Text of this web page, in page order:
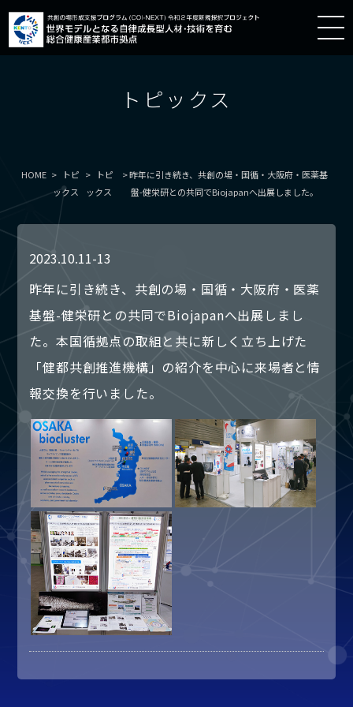
トピックス
HOME
トピ
ックス
トピ
ックス
昨年に引き続き、共創の場・国循・大阪府・医薬基
盤-健栄研との共同でBiojapanへ出展しました。
2023.10.11-13
昨年に引き続き、共創の場・国循・大阪府・医薬
基盤-健栄研との共同でBiojapanへ出展しまし
た。本国循拠点の取組と共に新しく立ち上げた
「健都共創推進機構」の紹介を中心に来場者と情
報交換を行いました。